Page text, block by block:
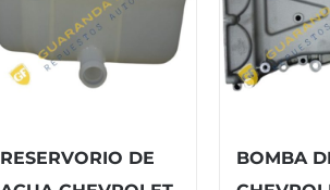
RESERVORIO DE
BOMBA